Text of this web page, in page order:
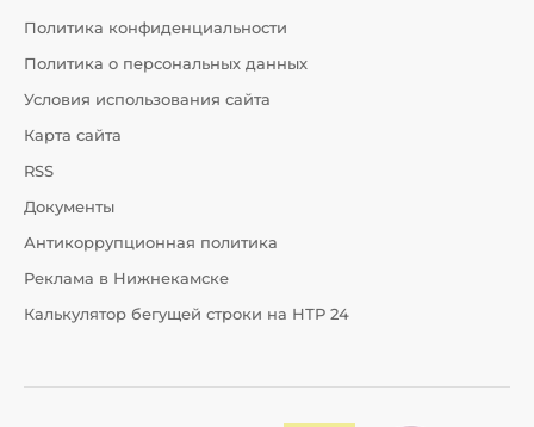
Политика конфиденциальности
Политика о персональных данных
Условия использования сайта
Карта сайта
RSS
Документы
Антикоррупционная политика
Реклама в Нижнекамске
Калькулятор бегущей строки на НТР 24